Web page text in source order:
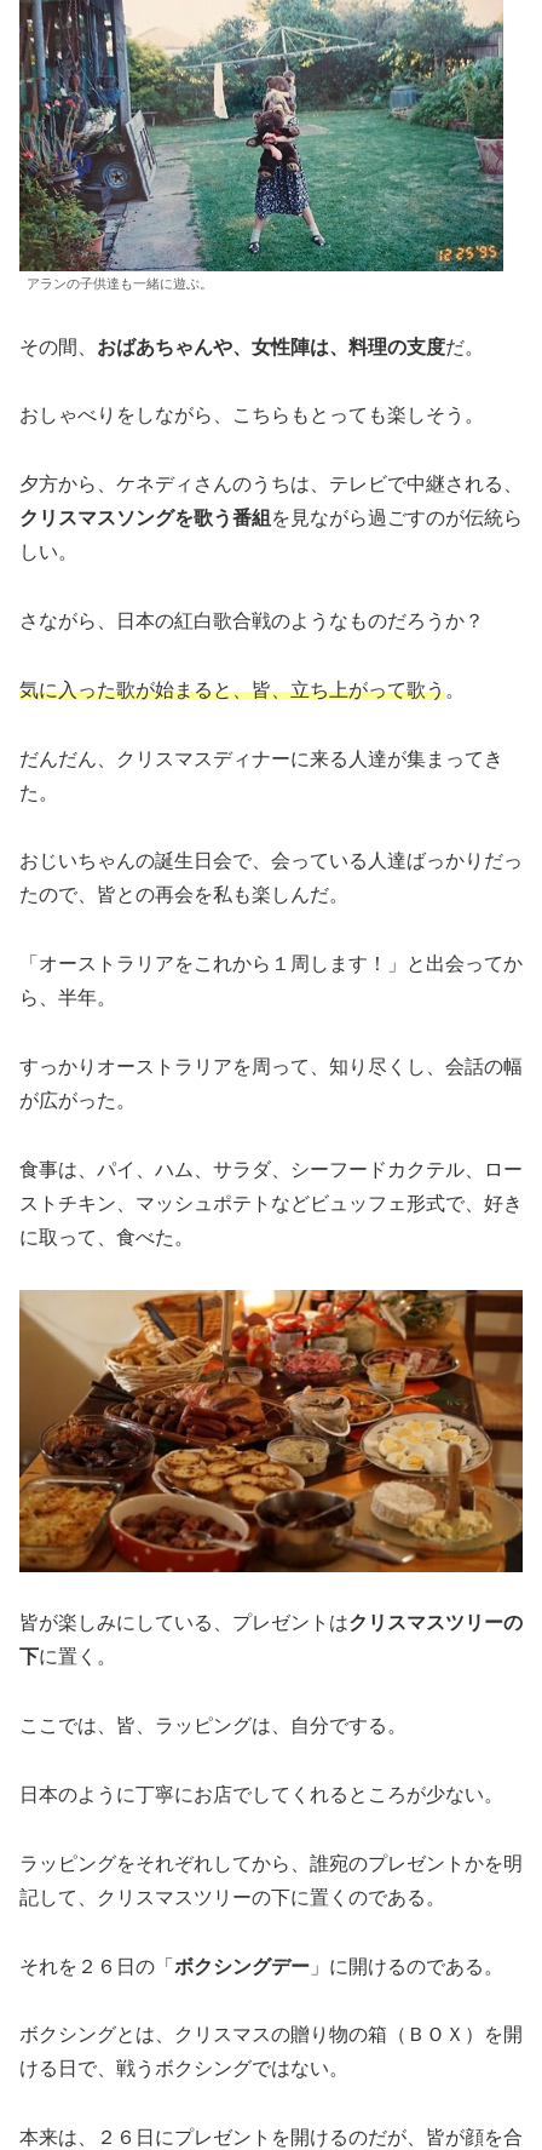
アランの子供達も一緒に遊ぶ。
その間、 おばあちゃんや、女性陣は、料理の支度だ。
おしゃべりをしながら、こちらもとっても楽しそう。
夕方から、ケネディさんのうちは、テレビで中継される、
クリスマスソングを歌う番組 を見ながら過ごすのが伝統ら
しい。
さながら、日本の紅白歌合戦のようなものだろうか？
気に入った歌が始まると、皆、立ち上がって歌う。
だんだん、クリスマスディナーに来る人達が集まってき
た。
おじいちゃんの誕生日会で、会っている人達ばっかりだっ
たので、皆との再会を私も楽しんだ。
「オーストラリアをこれから１周します！」と出会ってか
ら、半年。
すっかりオーストラリアを周って、知り尽くし、会話の幅
が広がった。
食事は、パイ、ハム、サラダ、シーフードカクテル、ロー
ストチキン、マッシュポテトなどビュッフェ形式で、好き
に取って、食べた。
皆が楽しみにしている、プレゼントはクリスマスツリーの
下に置く。
ここでは、皆、ラッピングは、自分でする。
日本のように丁寧にお店でしてくれるところが少ない。
ラッピングをそれぞれしてから、誰宛のプレゼントかを明
記して、クリスマスツリーの下に置くのである。
それを２６日の「 ボクシングデー 」に開けるのである。
ボクシングとは、クリスマスの贈り物の箱（ＢＯＸ）を開
ける日で、戦うボクシングではない。
本来は、２６日にプレゼントを開けるのだが、皆が顔を合